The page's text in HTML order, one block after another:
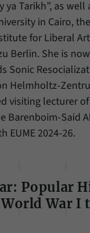
ya Tarikh”, as
in Cairo,
for Liberal
Berlin. She is
Sonic
Helmholtz-
visiting lecturer
Barenboim-Said
EUME 2024-26.
Popular
War I